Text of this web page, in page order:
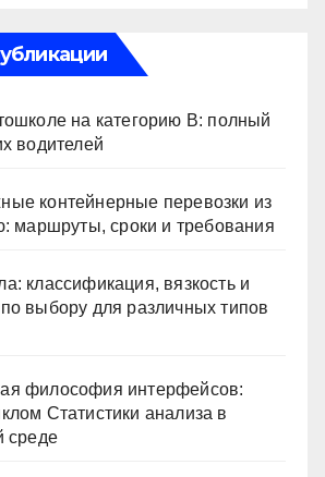
ki
на категорию В: полный
водителей
контейнерные перевозки из
маршруты, сроки и требования
классификация, вязкость и
выбору для различных типов
философия интерфейсов:
Статистики анализа в
среде